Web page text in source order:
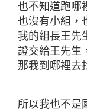
也不知道跑哪
也沒有小組，
我的組長王先
證交給王先生
那我到哪裡去
所以我也不是